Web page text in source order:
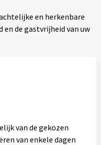
en herkenbare
de gastvrijheid van uw
van de gekozen
van enkele dagen